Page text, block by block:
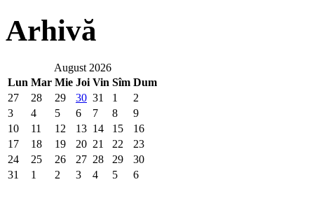
Arhivă
August 2026
Lun Mar Mie Joi Vin Sîm Dum
27
28 29 30 31 1
2
3
4 5 6 7 8
9
10
11 12 13 14 15
16
17
18 19 20 21 22
23
24
25 26 27 28 29
30
31
1 2 3 4 5 6